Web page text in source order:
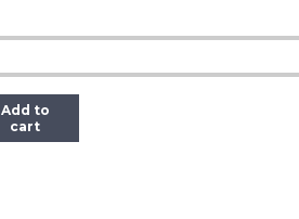
Add to
cart